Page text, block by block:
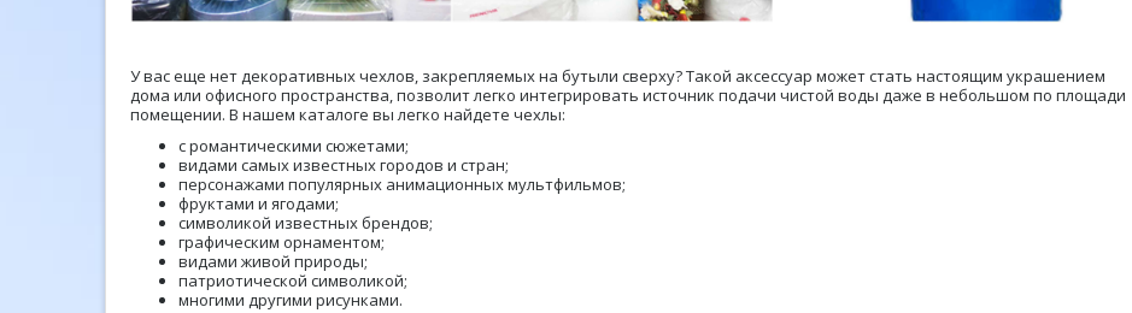
У вас еще нет декоративных чехлов, закрепляемых на бутыли сверху? Такой аксессуар может стать настоящим украшением
дома или офисного пространства, позволит легко интегрировать источник подачи чистой воды даже в небольшом по площади
помещении. В нашем каталоге вы легко найдете чехлы:
с романтическими сюжетами;
видами самых известных городов и стран;
персонажами популярных анимационных мультфильмов;
фруктами и ягодами;
символикой известных брендов;
графическим орнаментом;
видами живой природы;
патриотической символикой;
многими другими рисунками.